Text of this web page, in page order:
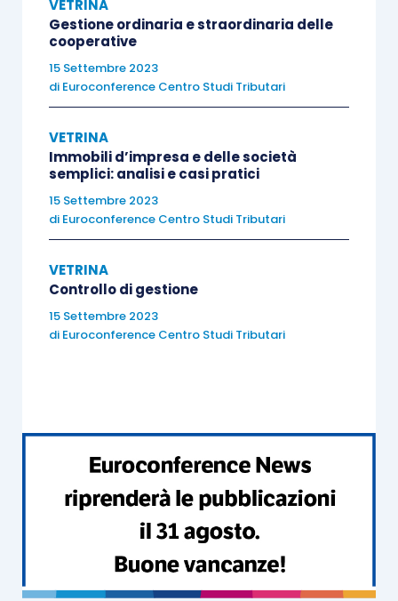
VETRINA
Gestione ordinaria e straordinaria delle
cooperative
15 Settembre 2023
di Euroconference Centro Studi Tributari
VETRINA
Immobili d’impresa e delle società
semplici: analisi e casi pratici
15 Settembre 2023
di Euroconference Centro Studi Tributari
VETRINA
Controllo di gestione
15 Settembre 2023
di Euroconference Centro Studi Tributari